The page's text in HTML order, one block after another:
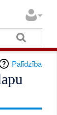
Palīdzība